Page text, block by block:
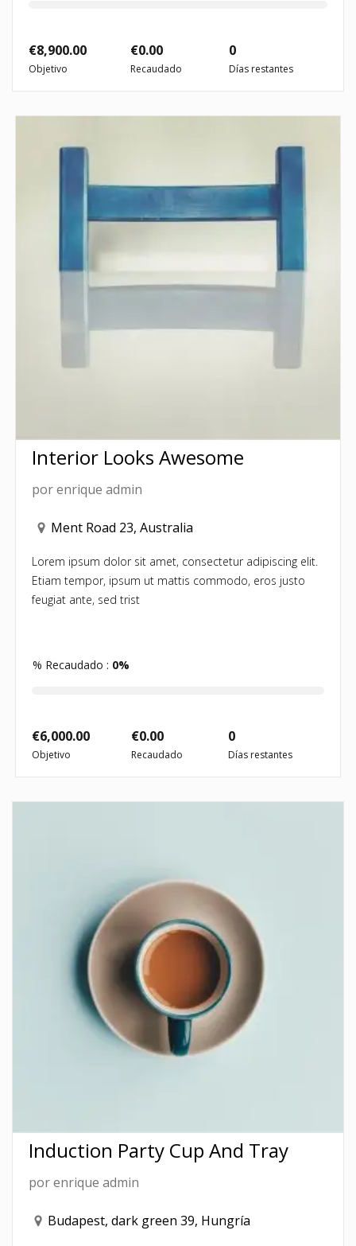
€8,900.00
Objetivo
0
Días restantes
€0.00
Recaudado
Interior Looks Awesome
porenrique admin
Ment Road 23, Australia
Lorem ipsum dolor sit amet, consectetur adipiscing elit.
Etiam tempor, ipsum ut mattis commodo, eros justo
feugiat ante, sed trist
% Recaudado : 0%
€6,000.00
Objetivo
0
Días restantes
€0.00
Recaudado
Induction Party Cup And Tray
porenrique admin
Budapest, dark green 39, Hungría